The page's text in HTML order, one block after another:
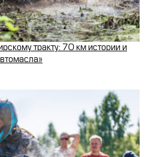
тракту: 70 км истории и